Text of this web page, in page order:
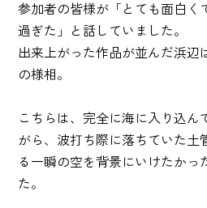
参加者の皆様が「とても面白く
過ぎた」と話していました。
出来上がった作品が並んだ浜辺
の様相。
こちらは、完全に海に入り込ん
がら、波打ち際に落ちていた土
る一瞬の空を背景にいけたかっ
た。